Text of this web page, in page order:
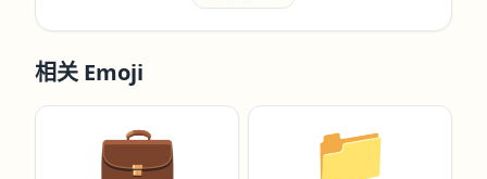
相关 Emoji
💼 📁